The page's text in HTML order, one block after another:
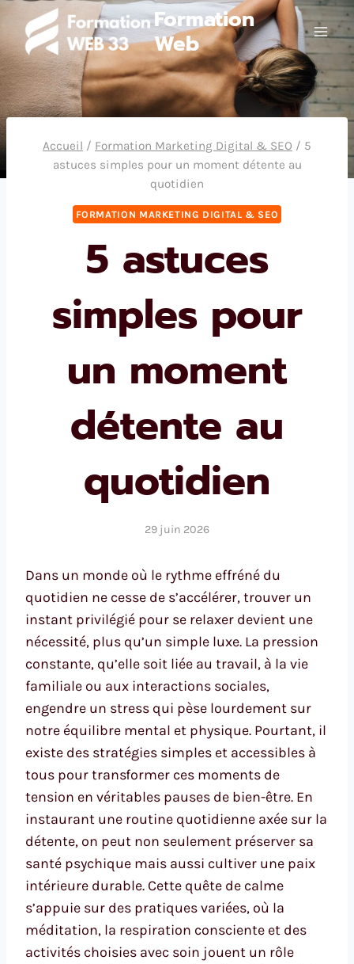
contenu
Formation
Web
Accueil / Formation Marketing Digital & SEO / 5
astuces simples pour un moment détente au
quotidien
FORMATION MARKETING DIGITAL & SEO
5 astuces
simples pour
un moment
détente au
quotidien
29 juin 2026
Dans un monde où le rythme effréné du
quotidien ne cesse de s’accélérer, trouver un
instant privilégié pour se relaxer devient une
nécessité, plus qu’un simple luxe. La pression
constante, qu’elle soit liée au travail, à la vie
familiale ou aux interactions sociales,
engendre un stress qui pèse lourdement sur
notre équilibre mental et physique. Pourtant, il
existe des stratégies simples et accessibles à
tous pour transformer ces moments de
tension en véritables pauses de bien-être. En
instaurant une routine quotidienne axée sur la
détente, on peut non seulement préserver sa
santé psychique mais aussi cultiver une paix
intérieure durable. Cette quête de calme
s’appuie sur des pratiques variées, où la
méditation, la respiration consciente et des
activités choisies avec soin jouent un rôle